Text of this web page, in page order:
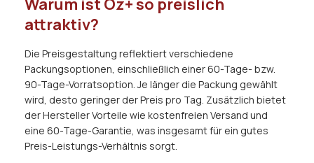
Warum ist Oz+ so preislich
attraktiv?
Die Preisgestaltung reflektiert verschiedene
Packungsoptionen, einschließlich einer 60-Tage- bzw.
90-Tage-Vorratsoption. Je länger die Packung gewählt
wird, desto geringer der Preis pro Tag. Zusätzlich bietet
der Hersteller Vorteile wie kostenfreien Versand und
eine 60-Tage-Garantie, was insgesamt für ein gutes
Preis-Leistungs-Verhältnis sorgt.